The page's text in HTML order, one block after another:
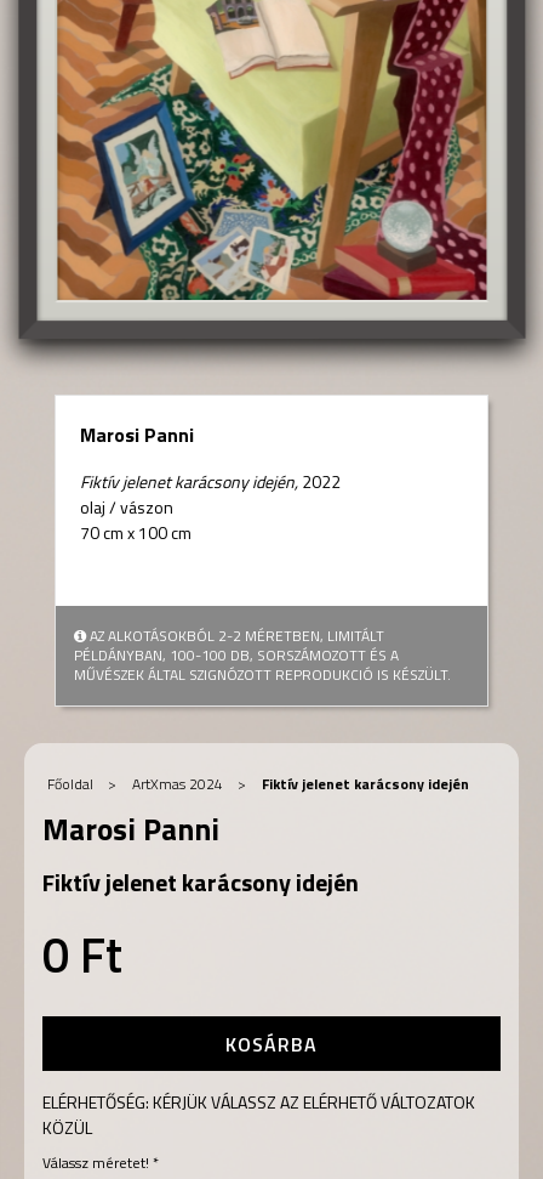
Marosi Panni
Fiktív jelenet karácsony idején,2022
olaj/vászon
70 cm x 100 cm
AZ ALKOTÁSOKBÓL 2-2 MÉRETBEN, LIMITÁLT
PÉLDÁNYBAN, 100-100 DB, SORSZÁMOZOTT ÉS A
MŰVÉSZEK ÁLTAL SZIGNÓZOTT REPRODUKCIÓ IS KÉSZÜLT.
Főoldal > ArtXmas 2024 > Fiktív jelenet karácsony idején
Marosi Panni
Fiktív jelenet karácsony idején
0 Ft
KOSÁRBA
ELÉRHETŐSÉG:KÉRJÜK VÁLASSZ AZ ELÉRHETŐ VÁLTOZATOK
KÖZÜL
Válassz méretet! *